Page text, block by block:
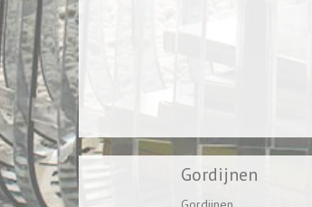
Gordijnen